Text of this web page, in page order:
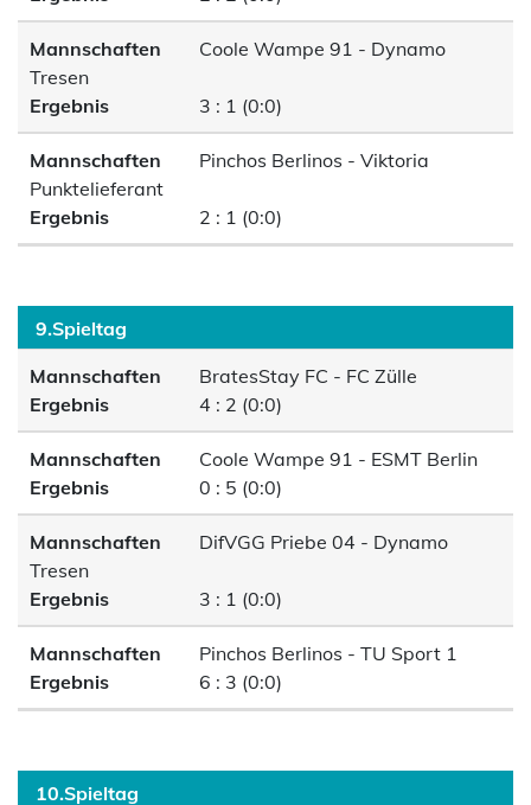
Mannschaften
Coole Wampe 91 - Dynamo
Tresen
Ergebnis
3 : 1 (0:0)
Mannschaften
Pinchos Berlinos - Viktoria
Punktelieferant
Ergebnis
2 : 1 (0:0)
9.Spieltag
Mannschaften
BratesStay FC - FC Zülle
Ergebnis
4 : 2 (0:0)
Mannschaften
Coole Wampe 91 - ESMT Berlin
Ergebnis
0 : 5 (0:0)
Mannschaften
DifVGG Priebe 04 - Dynamo
Tresen
Ergebnis
3 : 1 (0:0)
Mannschaften
Pinchos Berlinos - TU Sport 1
Ergebnis
6 : 3 (0:0)
10.Spieltag